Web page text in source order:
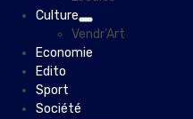
Culture
Vendr’Art
Economie
Edito
Sport
Société